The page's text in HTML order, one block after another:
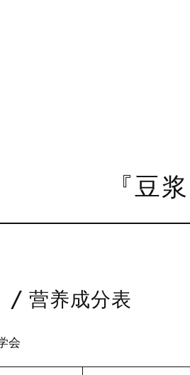
『豆
/ 营养成分表
会